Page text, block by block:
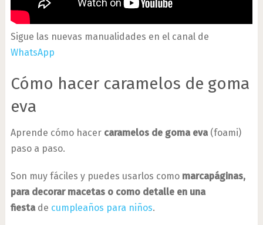
Sigue las nuevas manualidades en el canal de
WhatsApp
Cómo hacer caramelos de goma
eva
Aprende cómo hacer caramelos de goma eva(foami)
paso a paso.
Son muy fáciles y puedes usarlos como marcapáginas,
para decorar macetas o como detalle en una
fiestade cumpleaños para niños.